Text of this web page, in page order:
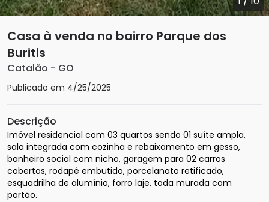
Casa à venda no bairro Parque dos
Buritis
Catalão - GO
Publicado em 4/25/2025
Descrição
Imóvel residencial com 03 quartos sendo 01 suíte ampla,
sala integrada com cozinha e rebaixamento em gesso,
banheiro social com nicho, garagem para 02 carros
cobertos, rodapé embutido, porcelanato retificado,
esquadrilha de alumínio, forro laje, toda murada com
portão.